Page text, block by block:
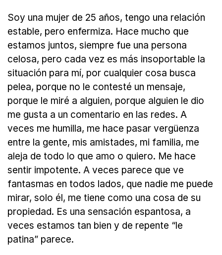
Soy una mujer de 25 años, tengo una relación
estable, pero enfermiza. Hace mucho que
estamos juntos, siempre fue una persona
celosa, pero cada vez es más insoportable la
situación para mí, por cualquier cosa busca
pelea, porque no le contesté un mensaje,
porque le miré a alguien, porque alguien le dio
me gusta a un comentario en las redes. A
veces me humilla, me hace pasar vergüenza
entre la gente, mis amistades, mi familia, me
aleja de todo lo que amo o quiero. Me hace
sentir impotente. A veces parece que ve
fantasmas en todos lados, que nadie me puede
mirar, solo él, me tiene como una cosa de su
propiedad. Es una sensación espantosa, a
veces estamos tan bien y de repente “le
patina” parece.